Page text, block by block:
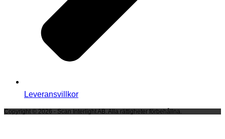
Leveransvillkor
Copyright © 2026 - Scan Interlight AB. Alla rättigheter förbehållna.